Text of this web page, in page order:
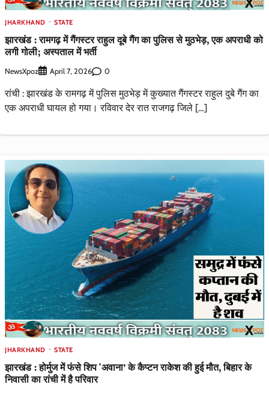
JHARKHAND STATE
झारखंड : रामगढ़ में गैंगस्टर राहुल दूबे गैंग का पुलिस से मुठभेड़, एक अपराधी को
लगी गोली; अस्पताल में भर्ती
NewsXpoz April 7, 2026 0
रांची : झारखंड के रामगढ़ में पुलिस मुठभेड़ में कुख्यात गैंगस्टर राहुल दुबे गैंग का
एक अपराधी घायल हो गया। रविवार देर रात राजगढ़ जिले […]
JHARKHAND STATE
झारखंड : होर्मुज में फंसे शिप ‘अवाना’ के कैप्टन राकेश की हुई मौत, बिहार के
निवासी का रांची में है परिवार